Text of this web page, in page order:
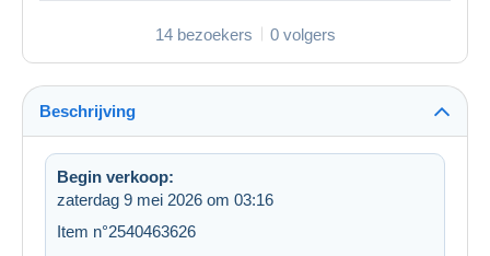
14 bezoekers 0 volgers
Beschrijving
Begin verkoop:
zaterdag 9 mei 2026 om 03:16
Item n°2540463626